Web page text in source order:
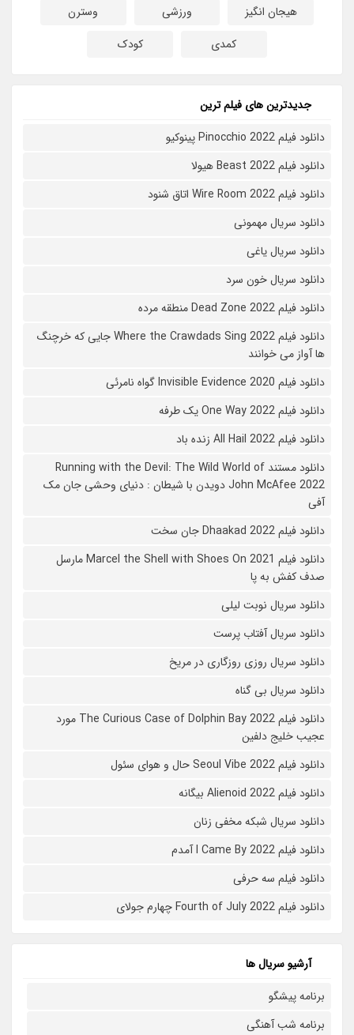
هیجان انگیز ورزشی
وسترن
کمدی
کودک
جدیدترین های فیلم ترین
دانلود فیلم Pinocchio 2022 پینوکیو
دانلود فیلم Beast 2022 هیولا
دانلود فیلم Wire Room 2022 اتاق شنود
دانلود سریال مهمونی
دانلود سریال یاغی
دانلود سریال خون سرد
دانلود فیلم 2022 Dead Zone منطقه مرده
دانلود فیلم Where the Crawdads Sing 2022 جایی که خرچنگ
ها آواز می خوانند
دانلود فیلم 2020 Invisible Evidence گواه نامرئی
دانلود فیلم One Way 2022 یک طرفه
دانلود فیلم All Hail 2022 زنده باد
دانلود مستند Running with the Devil: The Wild World of
John McAfee 2022 دویدن با شیطان : دنیای وحشی جان مک
آفی
دانلود فیلم Dhaakad 2022 جان سخت
دانلود فیلم Marcel the Shell with Shoes On 2021 مارسل
صدف کفش به پا
دانلود سریال نوبت لیلی
دانلود سریال آفتاب پرست
دانلود سریال روزی روزگاری در مریخ
دانلود سریال بی گناه
دانلود فیلم The Curious Case of Dolphin Bay 2022 مورد
عجیب خلیج دلفین
دانلود فیلم Seoul Vibe 2022 حال و هوای سئول
دانلود فیلم Alienoid 2022 بیگانه
دانلود سریال شبکه مخفی زنان
دانلود فیلم I Came By 2022 آمدم
دانلود فیلم سه حرفی
دانلود فیلم Fourth of July 2022 چهارم جولای
آرشیو سریال ها
برنامه پیشگو
برنامه شب آهنگی